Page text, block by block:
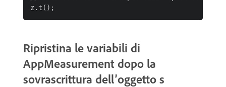
Ripristina le variabili di
AppMeasurement dopo la
sovrascrittura dell’oggetto s